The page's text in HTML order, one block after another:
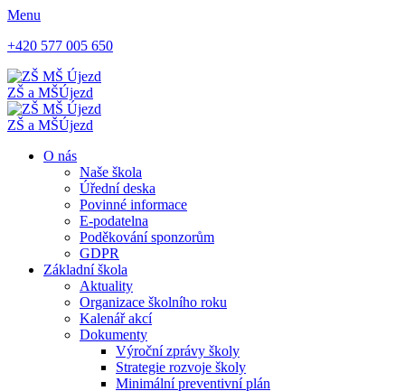
Menu
+420 577 005 650
ZŠ a MŠÚjezd
ZŠ a MŠÚjezd
O nás
Naše škola
Úřední deska
Povinné informace
E-podatelna
Poděkování sponzorům
GDPR
Základní škola
Aktuality
Organizace školního roku
Kalenář akcí
Dokumenty
Výroční zprávy školy
Strategie rozvoje školy
Minimální preventivní plán